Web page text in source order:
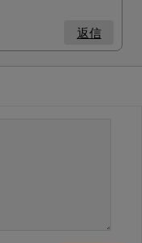
返信